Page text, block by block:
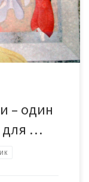
1970,
– один
для …